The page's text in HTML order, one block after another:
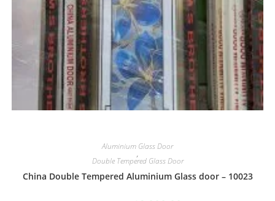
Aluminium Glass Door
,
Double Tempered Glass Door
China Double Tempered Aluminium Glass door – 10023